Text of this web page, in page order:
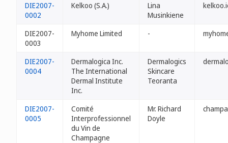
DIE2007-
0002
Kelkoo (S.A.)
Lina
Musinkiene
DIE2007-
0003
Myhome Limited -
DIE2007-
0004
Dermalogica Inc.
The International
Dermal Institute
Inc.
Dermalogics
Skincare
Teoranta
DIE2007-
0005
Comité
Interprofessionnel
du Vin de
Champagne
Mr. Richard
Doyle